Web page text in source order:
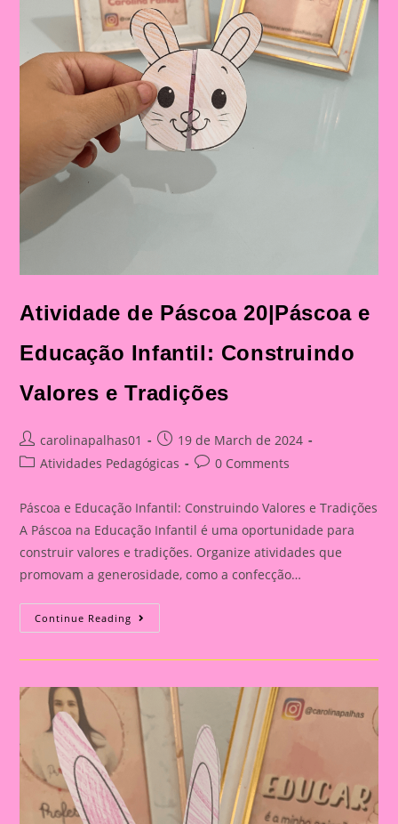
Atividade de Páscoa 20|Páscoa e
Educação Infantil: Construindo
Valores e Tradições
Post
author:
carolinapalhas01
Post
published:
19 de March de 2024
PostAtividades Pedagógicas
Post0 Comments
Páscoa e Educação Infantil: Construindo Valores e Tradições
A Páscoa na Educação Infantil é uma oportunidade para
construir valores e tradições. Organize atividades que
promovam a generosidade, como a confecção…
Continue Reading Atividade
De
20|Páscoa
Infantil:
Construindo
Valores
Tradições